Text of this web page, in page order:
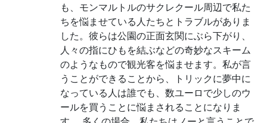
も、モンマルトルのサクレクール周辺で私た
ちを悩ませている人たちとトラブルがありま
した。彼らは公園の正面玄関にぶら下がり、
人々の指にひもを結ぶなどの奇妙なスキーム
のようなもので観光客を悩ませます。私が言
うことができることから、トリックに夢中に
なっている人は誰でも、数ユーロで少しのウ
ールを買うことに悩まされることになりま